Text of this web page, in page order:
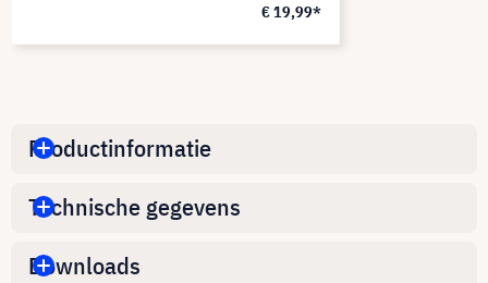
€ 19,99*
Productinformatie
Technische gegevens
Downloads